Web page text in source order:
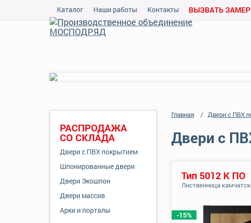
Каталог Наши работы Контакты ВЫЗВАТЬ
РАСПРОДАЖА
СО СКЛАДА
Двери с ПВХ покрытием
Шпонированные двери
Двери Экошпон
Двери массив
Арки и порталы
Главная Двери с ПВХ
Двери с
-15%
Тип 5012 К ПО
Лиственница